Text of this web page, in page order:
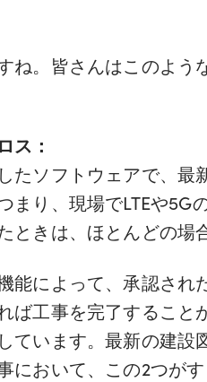
ね。皆さんはこのよう
ス：
たソフトウェアで、最
まり、現場でLTEや
ときは、ほとんどの場
能によって、承認さ
ば工事を完了すること
ています。最新の建
において、この2つが